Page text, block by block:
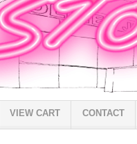
VIEW CART CONTACT